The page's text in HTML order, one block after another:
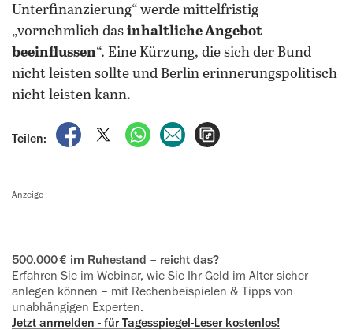
Unterfinanzierung“ werde mittelfristig
„vornehmlich das inhaltliche Angebot
beeinflussen“. Eine Kürzung, die sich der Bund
nicht leisten sollte und Berlin erinnerungspolitisch
nicht leisten kann.
Teilen:
auf Facebook teilen
auf X teilenper WhatsApp teilen
per E-Mail teilen
Anzeige
500.000 € im Ruhestand – reicht das?
Erfahren Sie im Webinar, wie Sie Ihr Geld im Alter sicher
anlegen können – mit Rechenbeispielen & Tipps von
‍unabhängigen Experten.
Jetzt anmelden - für Tagesspiegel-Le‍ser kostenlos!